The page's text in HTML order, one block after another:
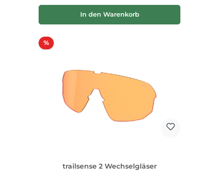
In den Warenkorb
%Rabatt
trailsense 2 Wechselgläser